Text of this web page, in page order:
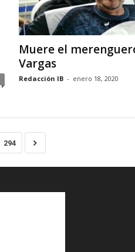
Muere el
Vargas
Redacción IB - enero 18, 2020
294